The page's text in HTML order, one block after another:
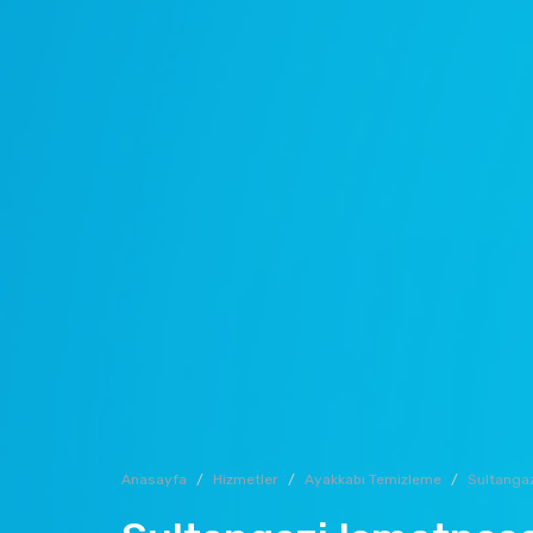
Anasayfa Hizmetler Ayakkabı Temizleme